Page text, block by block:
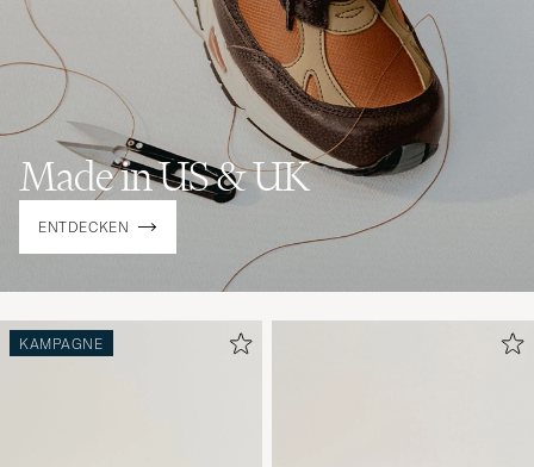
KAMPAGNE
Made in US & UK
ENTDECKEN